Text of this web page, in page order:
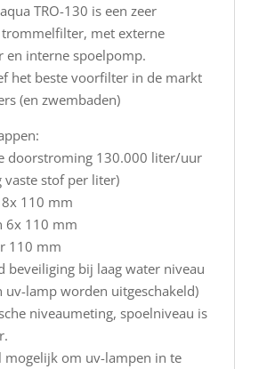
TRO-130 is een zeer
trommelfilter, met externe
en interne spoelpomp.
het beste voorfilter in de markt
(en zwembaden)
doorstroming 130.000 liter/uur
vaste stof per liter)
110 mm
6x 110 mm
110 mm
beveiliging bij laag water niveau
uv-lamp worden uitgeschakeld)
niveaumeting, spoelniveau is
mogelijk om uv-lampen in te